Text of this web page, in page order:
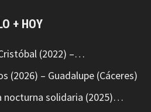
+ HOY
(2022) –…
(2026) – Guadalupe (Cáceres)
nocturna solidaria (2025)…